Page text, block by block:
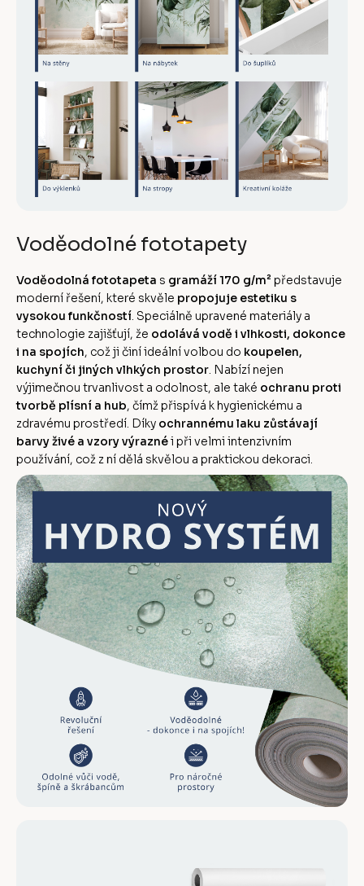
Voděodolné fototapety
Voděodolná fototapeta s gramáží 170 g/m² představuje
moderní řešení, které skvěle propojuje estetiku s
vysokou funkčností. Speciálně upravené materiály a
technologie zajišťují, že odolává vodě i vlhkosti, dokonce
i na spojích, což ji činí ideální volbou do koupelen,
kuchyní či jiných vlhkých prostor. Nabízí nejen
výjimečnou trvanlivost a odolnost, ale také ochranu proti
tvorbě plísní a hub, čímž přispívá k hygienickému a
zdravému prostředí. Díky ochrannému laku zůstávají
barvy živé a vzory výraznéi při velmi intenzivním
používání, což z ní dělá skvělou a praktickou dekoraci.